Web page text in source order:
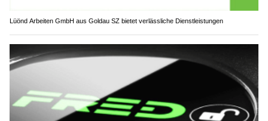
Lüönd Arbeiten GmbH aus Goldau SZ bietet verlässliche Dienstleistungen